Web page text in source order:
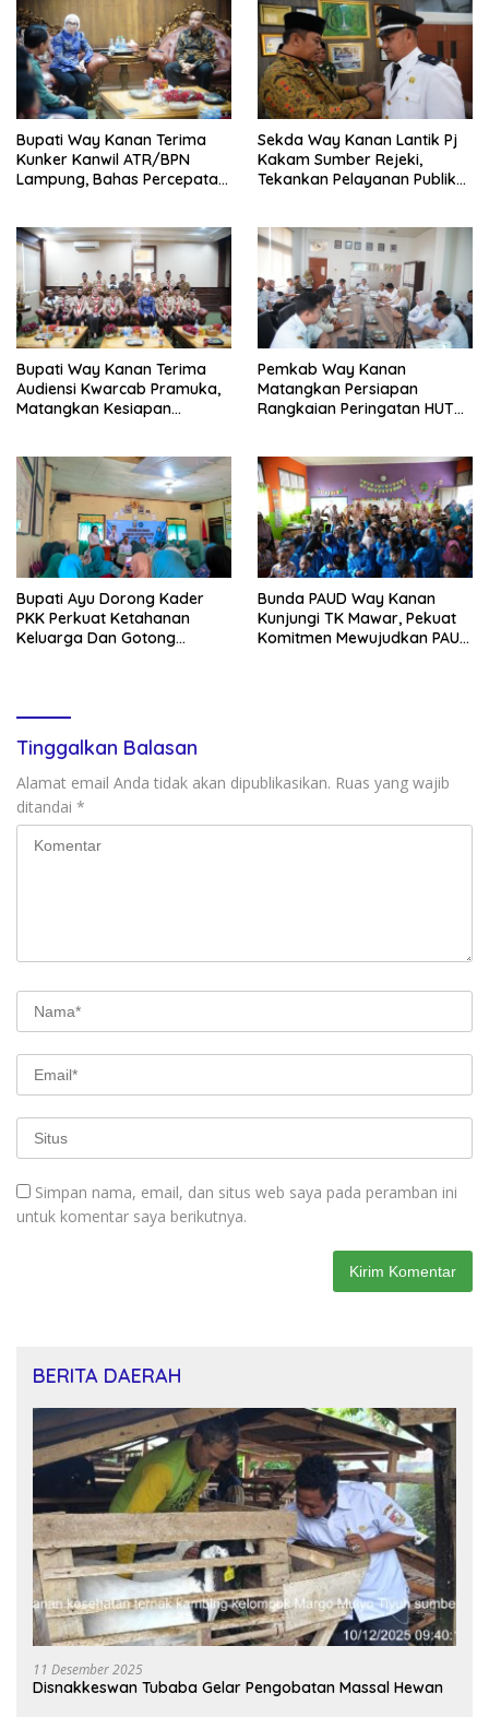
Bupati Way Kanan Terima
Kunker Kanwil ATR/BPN
Lampung, Bahas Percepatan
Sekda Way Kanan Lantik Pj
Kakam Sumber Rejeki,
Tekankan Pelayanan Publik
Bupati Way Kanan Terima
Audiensi Kwarcab Pramuka,
Matangkan Kesiapan
Pemkab Way Kanan
Matangkan Persiapan
Rangkaian Peringatan HUT
Bupati Ayu Dorong Kader
PKK Perkuat Ketahanan
Keluarga Dan Gotong
Bunda PAUD Way Kanan
Kunjungi TK Mawar, Pekuat
Komitmen Mewujudkan PAUD
Tinggalkan Balasan
Alamat email Anda tidak akan dipublikasikan. Ruas yang wajib
ditandai *
Simpan nama, email, dan situs web saya pada peramban ini
untuk komentar saya berikutnya.
BERITA DAERAH
11 Desember 2025
Disnakkeswan Tubaba Gelar Pengobatan Massal Hewan